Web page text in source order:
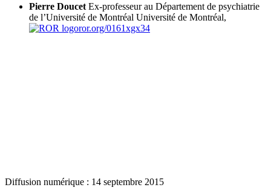
Pierre Doucet Ex-professeur au Département de psychiatrie
de l’Université de Montréal Université de Montréal,
ror.org/0161xgx34
Diffusion numérique : 14 septembre 2015